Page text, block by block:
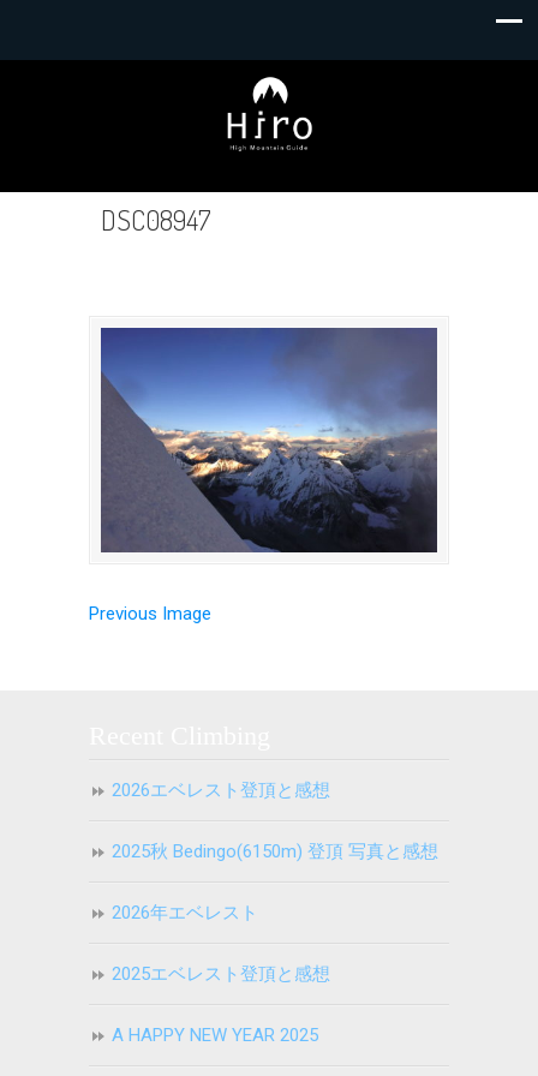
DSC08947
Previous Image
2026エベレスト登頂と感想
2025秋 Bedingo(6150m) 登頂 写真と感想
2026年エベレスト
2025エベレスト登頂と感想
A HAPPY NEW YEAR 2025